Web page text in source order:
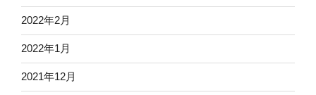
2022年2月
2022年1月
2021年12月